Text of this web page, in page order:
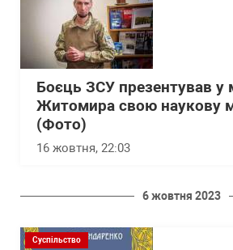
Боєць ЗСУ презентував у
Житомира свою наукову
(Фото)
16 жовтня, 22:03
6 жовтня 2023
Суспільство